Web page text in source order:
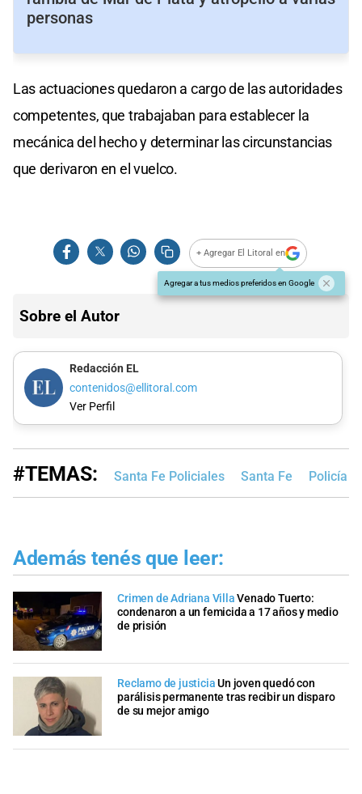
personas
Las actuaciones quedaron a cargo de las autoridades
competentes, que trabajaban para establecer la
mecánica del hecho y determinar las circunstancias
que derivaron en el vuelco.
+ Agregar El Litoral en
Agregar a tus medios preferidos en Google
Sobre el Autor
Redacción EL
contenidos@ellitoral.com
Ver Perfil
#TEMAS: Santa Fe Policiales Santa Fe Policía
Además tenés que leer:
Crimen de Adriana Villa Venado Tuerto:
condenaron a un femicida a 17 años y medio
de prisión
Reclamo de justiciaUn joven quedó con
parálisis permanente tras recibir un disparo
de su mejor amigo